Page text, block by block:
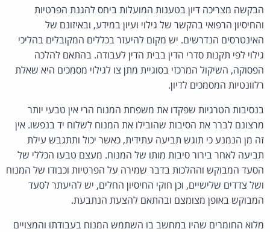
הבקשה מצריכה דיון בטענות המועלות ביחס להגנת הפרטיות
והחיסיון הרפואי בהקשר של גילוי ועיון במידע, ובאיזונם של
האינטרסים הנדרשים. יש מקום להיעזר בכללים המקובלים בהליכי
גילוי לפי תקנות סדרי הדין בבית הדין לעבודה. בהתאם להלכה
הפסוקה, השיקול המרכזי בסוגיית מתן צו לגילוי מסמכים היא שאלת
רלוונטיות המסמכים לדיון.
בנסיבות הטרגיות שפקדו את משפחת המנוח הרי אין טבעי יותר
מרצונם לברר את הסיבות שהובילו את המנוח לשלוח יד בנפשו. אין
זה מן הנמנע כי תוגש תביעה עתידית, כאשר יכול ותתגבש עילת
תביעה לאחר בירור סיבות מותו של המנוח. מעצם טבעו הכללי של
הסעד המבוקש וההלכות בדבר שמירה על הפרטיות וכבודו של המנוח
ושל צדדים שלישיים, וכן חוקי החיסיון החלים, יש להיעתר לסעד
המבוקש באופן מצומצם ובהתאם להצעת הנתבעת.
מלוא החומרים שהיו במחשב בו השתמש המנוח בעבודתו והמצויים